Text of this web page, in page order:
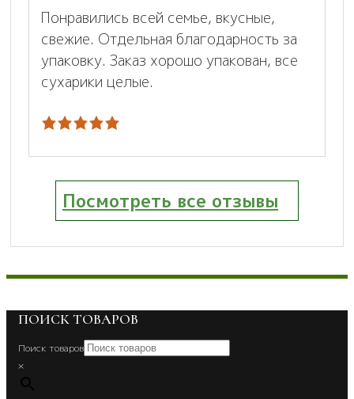
Понравились всей семье, вкусные,
свежие. Отдельная благодарность за
упаковку. Заказ хорошо упакован, все
сухарики целые.
Посмотреть все отзывы
ПОИСК ТОВАРОВ
Поиск товаров
×